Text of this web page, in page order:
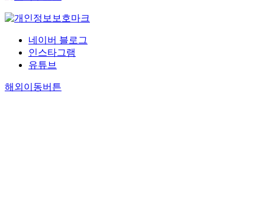
네이버 블로그
인스타그램
유튜브
해외이동버튼